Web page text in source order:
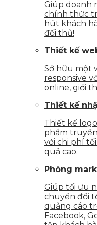
Giúp doanh
chính thức
hút khách
đối thủ!
Thiết kế
Sở hữu một
responsive
online, giới
Thiết kế
Thiết kế
phẩm
với chi phí
quả cao.
Phòng
Giúp tối ưu
chuyển đổi
quảng cáo
Facebook,